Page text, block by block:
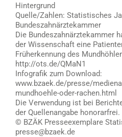
Hintergrund
Quelle/Zahlen: Statistisches
Bundeszahnärztekammer
Die Bundeszahnärztekammer
der Wissenschaft eine
Früherkennung des
http://ots.de/QMaN1
Infografik zum Download:
www.bzaek.de/presse/
mundhoehle-oder-rachen.html
Die Verwendung ist bei
der Quellenangabe honorarfrei.
© BZÄK Presseexemplare
presse@bzaek.de